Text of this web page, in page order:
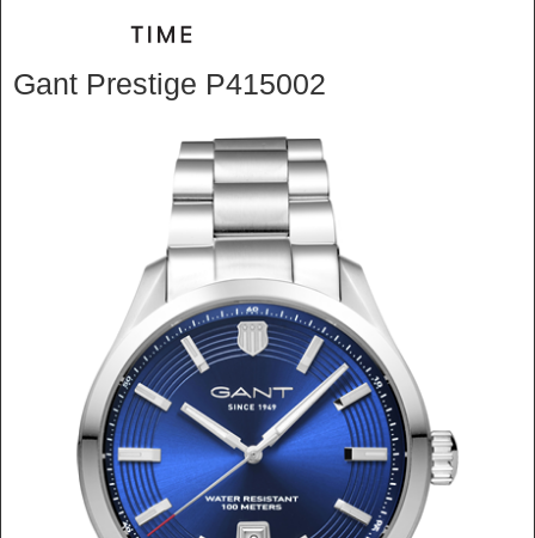
Gant Prestige P415002